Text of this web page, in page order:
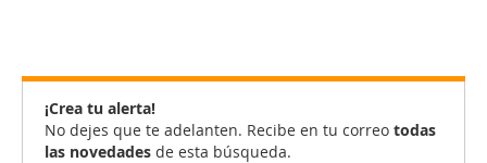
¡Crea tu alerta!
No dejes que te adelanten. Recibe en tu correo todas
las novedades de esta búsqueda.